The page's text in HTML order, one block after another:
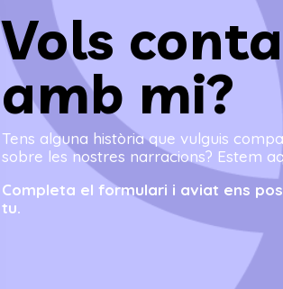
Vols
amb mi?
Tens alguna història que vulguis
sobre les nostres narracions? Estem
Completa el formulari i aviat ens
tu.